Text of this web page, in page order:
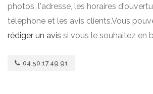
photos, l'adresse, les horaires
téléphone et les avis clients.Vous
rédiger un avis si vous le souhaitez en
04.50.17.49.91